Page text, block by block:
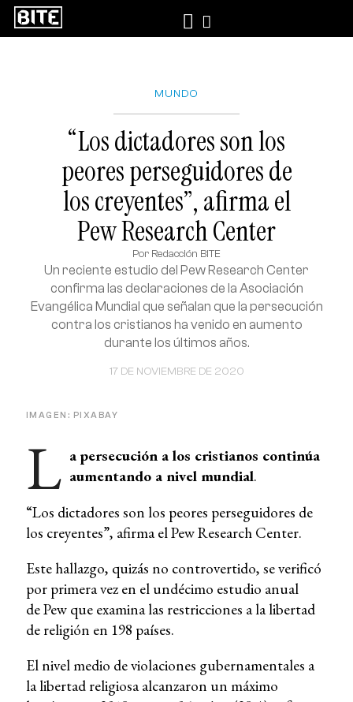
MUNDO
“Los dictadores son los
peores perseguidores de
los creyentes”, afirma el
Pew Research Center
Por Redacción BITE
17 DE NOVIEMBRE DE 2020
Un reciente estudio del Pew Research Center
confirma las declaraciones de la Asociación
Evangélica Mundial que señalan que la persecución
contra los cristianos ha venido en aumento
durante los últimos años.
IMAGEN: PIXABAY
L a persecución a los cristianos continúa
aumentando a nivel mundial.
“Los dictadores son los peores perseguidores de
los creyentes”, afirma el Pew Research Center.
Este hallazgo, quizás no controvertido, se verificó
por primera vez en el undécimo estudio anual
de Pew que examina las restricciones a la libertad
de religión en 198 países.
El nivel medio de violaciones gubernamentales a
la libertad religiosa alcanzaron un máximo